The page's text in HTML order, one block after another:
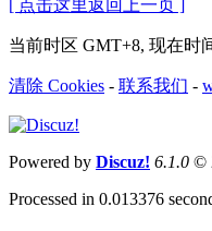
[ 点击这里返回上一页 ]
当前时区 GMT+8, 现在时
清除 Cookies - 联系我们 -
Powered by Discuz! 6.1.0 ©
Processed in 0.013376